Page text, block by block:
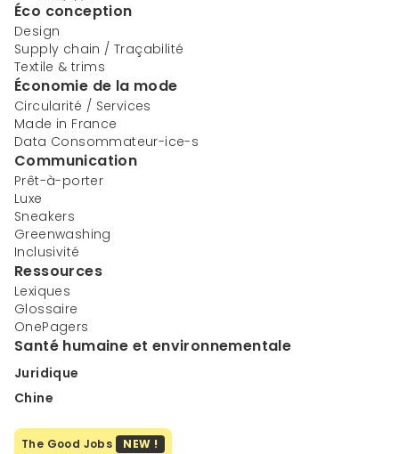
Éco conception
Design
Supply chain / Traçabilité
Textile & trims
Économie de la mode
Circularité / Services
Made in France
Data Consommateur-ice-s
Communication
Prêt-à-porter
Luxe
Sneakers
Greenwashing
Inclusivité
Ressources
Lexiques
Glossaire
OnePagers
Santé humaine et environnementale
Juridique
Chine
The Good Jobs NEW !